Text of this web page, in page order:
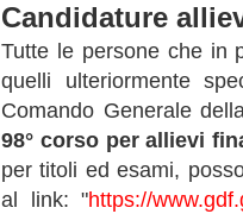
Candidature
Tutte le persone che in
quelli ulteriormente
Comando Generale
98° corso per allievi
per titoli ed esami,
al link: "https://